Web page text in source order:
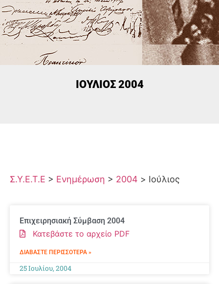
ΙΟΎΛΙΟΣ 2004
Σ.Υ.Ε.Τ.Ε > Ενημέρωση > 2004 > Ιούλιος
Επιχειρησιακή Σύμβαση 2004
Κατεβάστε το αρχείο PDF
ΔΙΑΒΆΣΤΕ ΠΕΡΙΣΣΌΤΕΡΑ »
25 Ιουλίου, 2004